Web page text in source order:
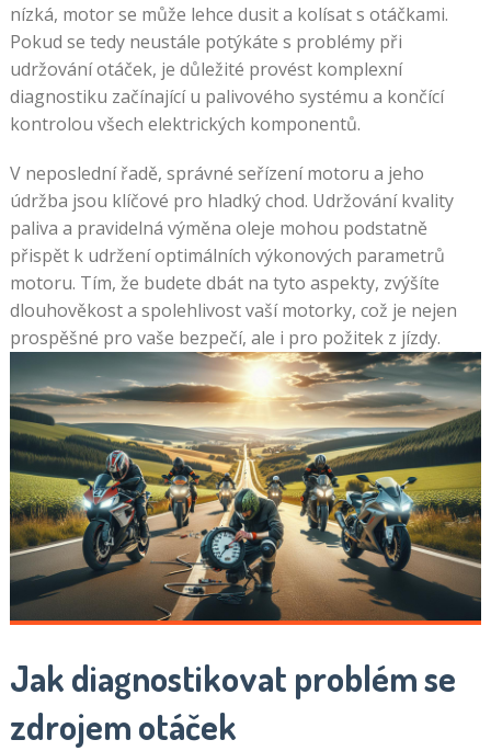
nízká, motor se může lehce dusit a kolísat s otáčkami.
Pokud se tedy neustále potýkáte s problémy při
udržování otáček, je důležité provést komplexní
diagnostiku začínající u palivového systému a končící
kontrolou všech elektrických komponentů.
V neposlední řadě, správné seřízení motoru a jeho
údržba jsou klíčové pro hladký chod. Udržování kvality
paliva a pravidelná výměna oleje mohou podstatně
přispět k udržení optimálních výkonových parametrů
motoru. Tím, že budete dbát na tyto aspekty, zvýšíte
dlouhověkost a spolehlivost vaší motorky, což je nejen
prospěšné pro vaše bezpečí, ale i pro požitek z jízdy.
Jak diagnostikovat problém se
zdrojem otáček